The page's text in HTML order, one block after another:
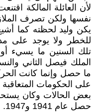
لأن العائلة المالكة
نفسها ولكن تصرف
يكن وليد لحظته كما
للخطر ولا يوجد على
تلك السنين ما يسيء أو
الملك فيصل الثاني
ما حصل وإنما كانت
على الحكومات
بعض الحالات وكان
حصل عام 1941 و1947.